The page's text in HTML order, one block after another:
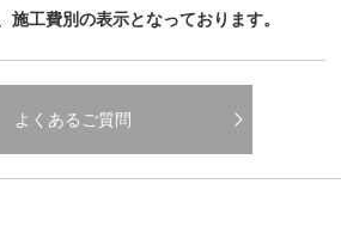
施工費別の表示となっております。
よくあるご質問